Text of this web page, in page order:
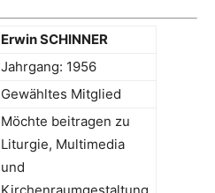
Erwin SCHINNER
Jahrgang: 1956
Gewähltes Mitglied
Möchte beitragen zu
Liturgie, Multimedia
und